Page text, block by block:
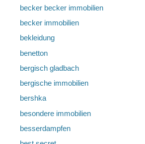
becker becker immobilien
becker immobilien
bekleidung
benetton
bergisch gladbach
bergische immobilien
bershka
besondere immobilien
besserdampfen